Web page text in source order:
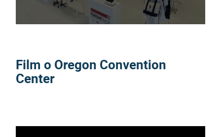
Film o Oregon Convention
Center